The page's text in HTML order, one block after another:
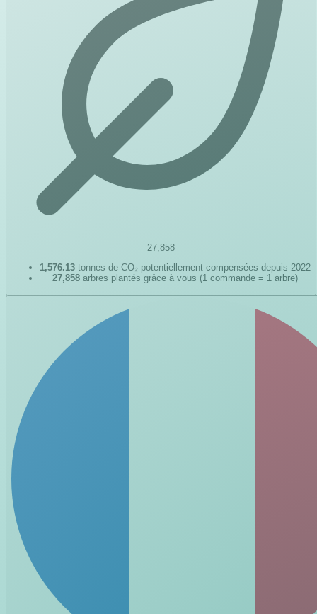
27,858
1,576.13 tonnes de CO₂ potentiellement compensées depuis 2022
27,858 arbres plantés grâce à vous (1 commande = 1 arbre)